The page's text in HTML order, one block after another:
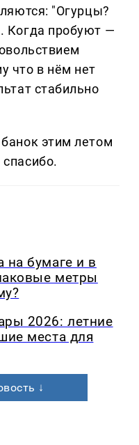
"Огурцы?
Когда пробуют —
что в нём нет
стабильно
этим летом
на бумаге и в
метры
2026: летние
места для
↓